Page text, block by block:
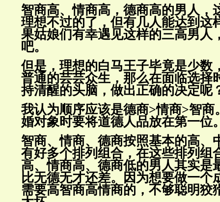
智商高、情商高，德商高的男人，
理想不过的了，但有几人能达到 这
果姑娘们有幸遇见这样的三高男人
吧。
但是，理想的白马王子毕竟是少数
普通的芸芸众生，那么在面临选择
持清醒的头脑，做出正确的决定呢
我认为顺序应该是德商>情商>智商
婚对象时要将道德人品放在第一位
智商、情商、德商按照基本的高、
有好多个排列组合，在这些排列 组
高、情商高、德商低的男人其实是
比无德无才还差。因为想要做一个
需要高智商高情商的，不够聪明狡